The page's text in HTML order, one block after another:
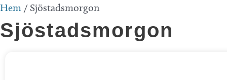
Hem / Sjöstadsmorgon
Sjöstadsmorgon